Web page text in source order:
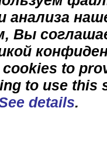
анализа
Вы
cookies to
to use this
details.